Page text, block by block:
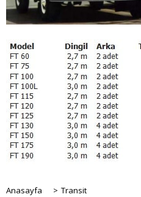
Anasayfa > Transit